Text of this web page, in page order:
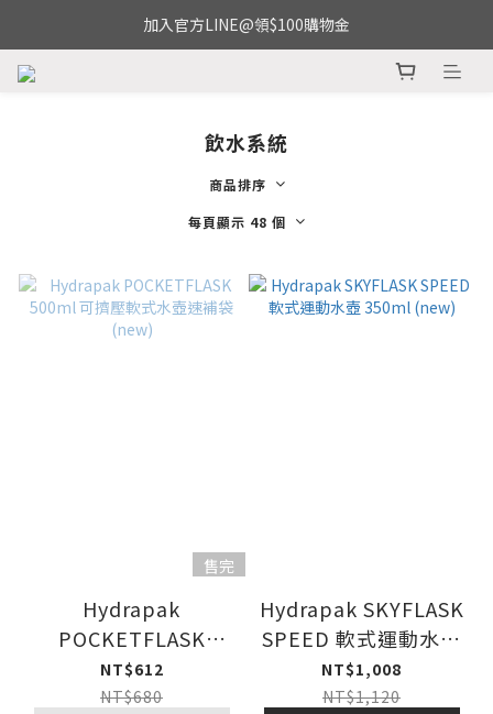
加入官方LINE@領$100購物金
飲水系統
商品排序
每頁顯示 48 個
售完
Hydrapak
POCKETFLASK
500ml 可擠壓軟式水
壺速補袋 (new)
NT$612
NT$680
Hydrapak SKYFLASK
SPEED 軟式運動水壺
350ml (new)
NT$1,008
NT$1,120